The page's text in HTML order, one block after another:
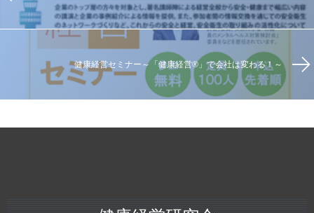
健康経営セミナー～「健康経営®」で会社は変わる！～